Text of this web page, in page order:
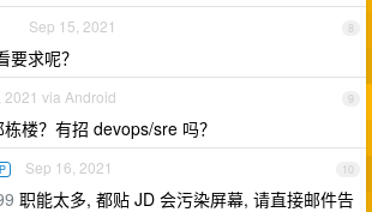
8
Sep 15, 2021
要求呢？
9
2021 via Android
楼？有招 devops/sre 吗？
10
Sep 16, 2021
职能太多, 都贴 JD 会污染屏幕, 请直接邮件告